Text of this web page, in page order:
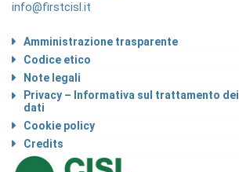
info@firstcisl.it
Amministrazione trasparente
Codice etico
Note legali
Privacy – Informativa sul trattamento dei
dati
Cookie policy
Credits